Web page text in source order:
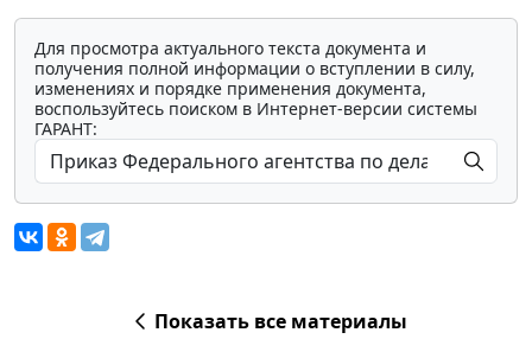
Для просмотра актуального текста документа и
получения полной информации о вступлении в силу,
изменениях и порядке применения документа,
воспользуйтесь поиском в Интернет-версии системы
ГАРАНТ:
Показать все материалы